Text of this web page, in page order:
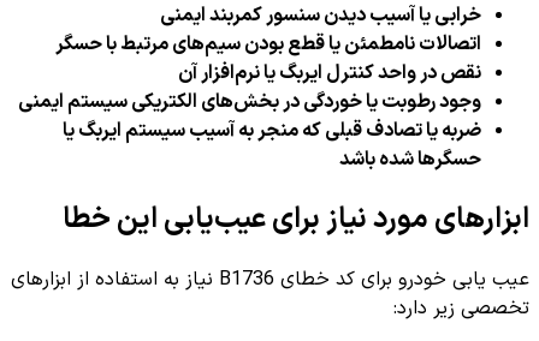
خرابی یا آسیب دیدن سنسور کمربند ایمنی
اتصالات نا‌مطمئن یا قطع بودن سیم‌های مرتبط با حسگر
نقص در واحد کنترل ایربگ یا نرم‌افزار آن
وجود رطوبت یا خوردگی در بخش‌های الکتریکی سیستم ایمنی
ضربه یا تصادف قبلی که منجر به آسیب سیستم ایربگ یا
حسگرها شده باشد
ابزارهای مورد نیاز برای عیب‌یابی این خطا
عیب یابی خودرو برای کد خطای B1736 نیاز به استفاده از ابزارهای
تخصصی زیر دارد: